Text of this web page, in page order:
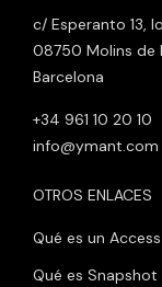
c/ Esperanto 13,
08750 Molins de
Barcelona
+34 961 10 20 10
info@ymant.com
OTROS ENLACES
Qué es un
Qué es Snapshot